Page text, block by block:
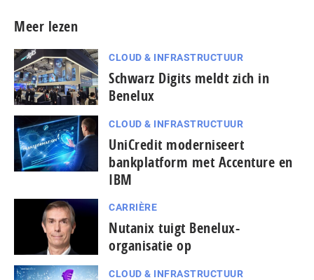
Meer lezen
CLOUD & INFRASTRUCTUUR
Schwarz Digits meldt zich in
Benelux
CLOUD & INFRASTRUCTUUR
UniCredit moderniseert
bankplatform met Accenture en
IBM
CARRIÈRE
Nutanix tuigt Benelux-
organisatie op
CLOUD & INFRASTRUCTUUR